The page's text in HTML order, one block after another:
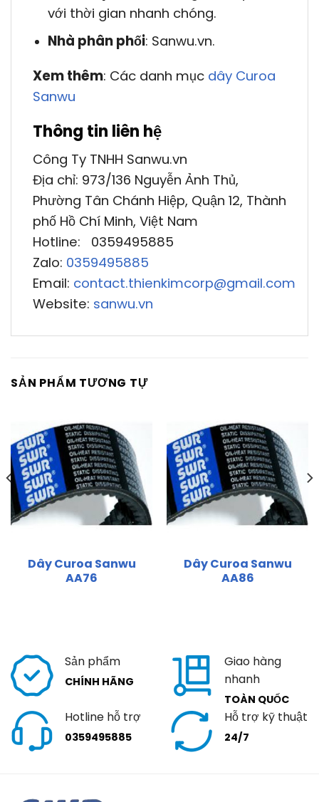
với thời gian nhanh chóng.
Nhà phân phối: Sanwu.vn.
Xem thêm: Các danh mục dây Curoa
Sanwu
Thông tin liên hệ
Công Ty TNHH Sanwu.vn
Địa chỉ: 973/136 Nguyễn Ảnh Thủ,
Phường Tân Chánh Hiệp, Quận 12, Thành
phố Hồ Chí Minh, Việt Nam
Hotline: 0359495885
Zalo: 0359495885
Email: contact.thienkimcorp@gmail.com
Website: sanwu.vn
SẢN PHẨM TƯƠNG TỰ
Dây Curoa Sanwu
AA76
Dây Curoa Sanwu
AA86
Sản phẩm
CHÍNH HÃNG
Giao hàng
nhanh
TOÀN QUỐC
Hotline hỗ trợ
0359495885
Hỗ trợ kỹ thuật
24/7